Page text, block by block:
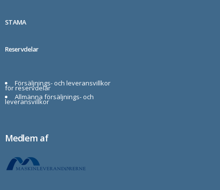
STAMA
Reservdelar
Försäljnings- och leveransvillkor
för reservdelar
Allmänna försäljnings- och
leveransvillkor
Medlem af